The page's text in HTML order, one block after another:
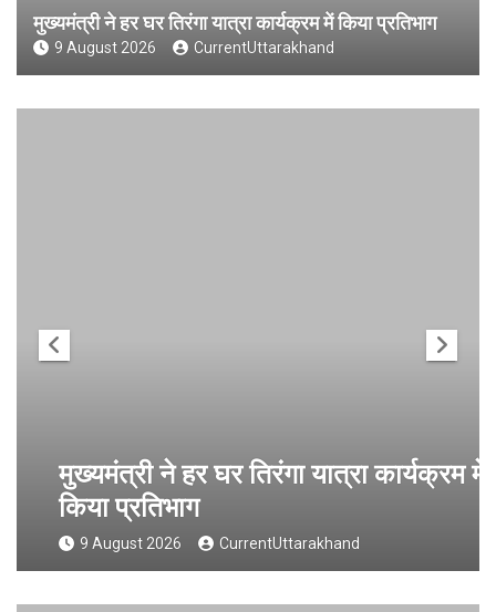
मुख्यमंत्री ने हर घर तिरंगा यात्रा कार्यक्रम में किया प्रतिभाग
9 August 2026 CurrentUttarakhand
मुख्यमंत्री ने हर घर तिरंगा यात्रा कार्यक्रम में
किया प्रतिभाग
9 August 2026 CurrentUttarakhand